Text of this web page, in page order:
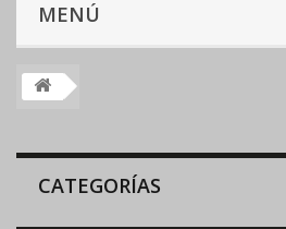
MENÚ
CATEGORÍAS